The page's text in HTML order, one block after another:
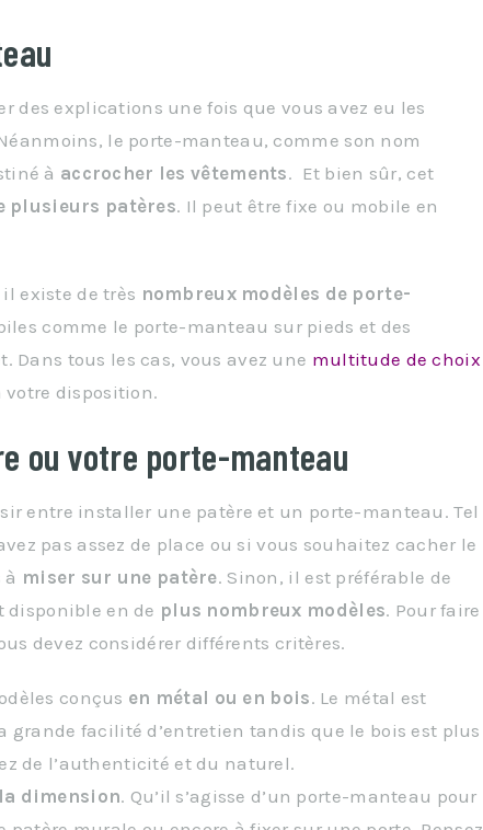
des explications une fois que vous avez eu les
le porte-manteau, comme son nom
à accrocher les vêtements. Et bien sûr, cet
plusieurs patères. Il peut être fixe ou mobile en
existe de très nombreux modèles de porte-
comme le porte-manteau sur pieds et des
Dans tous les cas, vous avez une multitude de choix
votre disposition.
ou votre porte-manteau
entre installer une patère et un porte-manteau. Tel
pas assez de place ou si vous souhaitez cacher le
miser sur une patère. Sinon, il est préférable de
en de plus nombreux modèles. Pour faire
devez considérer différents critères.
conçus en métal ou en bois. Le métal est
grande facilité d’entretien tandis que le bois est plus
de l’authenticité et du naturel.
dimension. Qu’il s’agisse d’un porte-manteau pour